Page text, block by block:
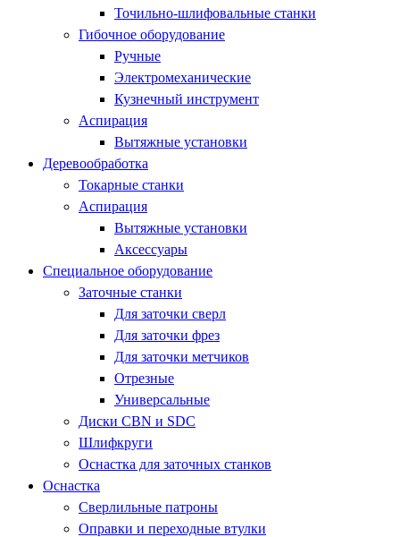
Точильно-шлифовальные станки
Гибочное оборудование
Ручные
Электромеханические
Кузнечный инструмент
Аспирация
Вытяжные установки
Деревообработка
Токарные станки
Аспирация
Вытяжные установки
Аксессуары
Специальное оборудование
Заточные станки
Для заточки сверл
Для заточки фрез
Для заточки метчиков
Отрезные
Универсальные
Диски CBN и SDC
Шлифкруги
Оснастка для заточных станков
Оснастка
Сверлильные патроны
Оправки и переходные втулки